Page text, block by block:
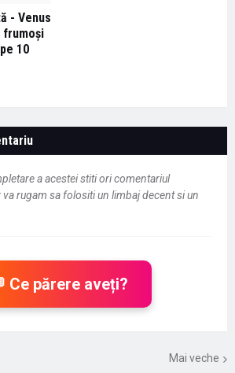
- Venus
frumoși
10
a acestei stiti ori comentariul
rugam sa folositi un limbaj decent si un
Ce părere aveți?
Mai veche